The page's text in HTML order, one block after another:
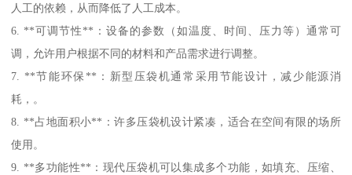
人工的依赖，从而降低了人工成本。
6. **可调节性**：设备的参数（如温度、时间、压力等）通常可
调，允许用户根据不同的材料和产品需求进行调整。
7. **节能环保**：新型压袋机通常采用节能设计，减少能源消
耗，。
8. **占地面积小**：许多压袋机设计紧凑，适合在空间有限的场所
使用。
9. **多功能性**：现代压袋机可以集成多个功能，如填充、压缩、